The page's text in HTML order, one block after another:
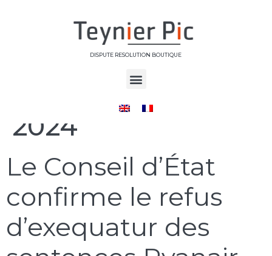
DISPUTE RESOLUTION BOUTIQUE
29 janvier
2024
Le Conseil d’État
confirme le refus
d’exequatur des